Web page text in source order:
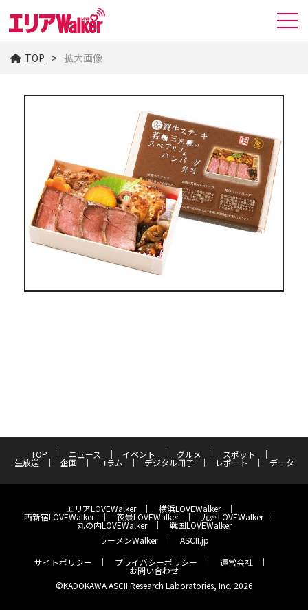
TOP 拡大画像
TOP ニュース イベント グルメ スポット
生放送 企画 コラム デジタル冊子 レポート データ
エリアLOVEWalker 横浜LOVEWalker
西新宿LOVEWalker 夜景LOVEWalker 九州LOVEWalker
丸の内LOVEWalker
戦国LOVEWalker
ラーメンWalker
ASCII.jp
サイトポリシー
プライバシーポリシー 運営会社
お問い合わせ
©KADOKAWA ASCII Research Laboratories, Inc. 2026